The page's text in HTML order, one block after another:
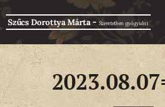
Szűcs Dorottya Márta-Szeretetben gyógyulni